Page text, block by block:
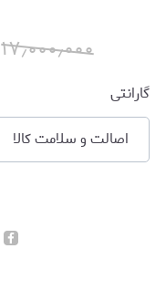
۱۷٫۰۰۰٫۰۰۰
گارانتی
اصالت و سلامت کالا